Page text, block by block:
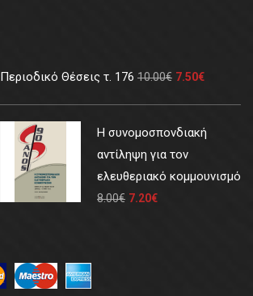
Περιοδικό Θέσεις τ. 176 10.00€ 7.50€
Η συνομοσπονδιακή
αντίληψη για τον
ελευθεριακό κομμουνισμό
8.00€ 7.20€